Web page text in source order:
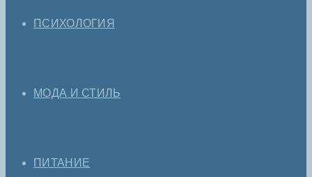
ПСИХОЛОГИЯ
МОДА И СТИЛЬ
ПИТАНИЕ